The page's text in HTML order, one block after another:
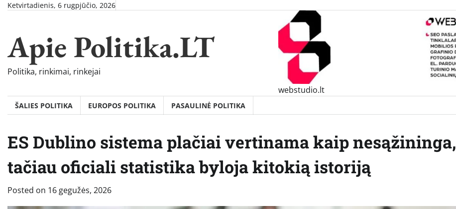
SkipKetvirtadienis, 6 rugpjūčio, 2026
Apie Politika.LT
Politika, rinkimai, rinkejai
webstudio.lt
ŠALIES POLITIKA EUROPOS POLITIKA PASAULINĖ POLITIKA
ES Dublino sistema plačiai vertinama kaip nesąžininga,
tačiau oficiali statistika byloja kitokią istoriją
Posted on 16 gegužės, 2026